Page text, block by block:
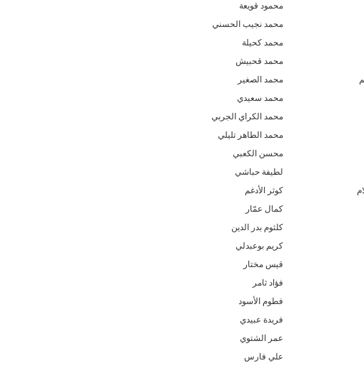
محمود قويعة
محمد نجيب الحسني
محمد كحيلة
محمد قحبيش
محمد الصغير
محمد سعيدي
محمد الكراي الجربي
محمد الطاهر تليلي
محسن الكعبي
لطيفة حباشي
كوثر الأدغم
كمال عمّار
كلثوم بدر الدين
كريم بوعبدلي
قيس مختار
فؤاد ثامر
فطوم الأسود
فريدة عبيدي
عمر الشتوي
علي فارس